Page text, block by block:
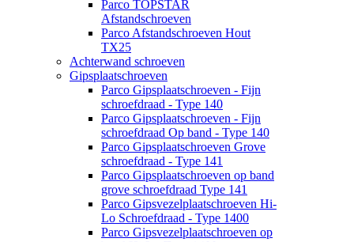
Parco TOPSTAR
Afstandschroeven
Parco Afstandschroeven Hout
TX25
Achterwand schroeven
Gipsplaatschroeven
Parco Gipsplaatschroeven - Fijn
schroefdraad - Type 140
Parco Gipsplaatschroeven - Fijn
schroefdraad Op band - Type 140
Parco Gipsplaatschroeven Grove
schroefdraad - Type 141
Parco Gipsplaatschroeven op band
grove schroefdraad Type 141
Parco Gipsvezelplaatschroeven Hi-
Lo Schroefdraad - Type 1400
Parco Gipsvezelplaatschroeven op